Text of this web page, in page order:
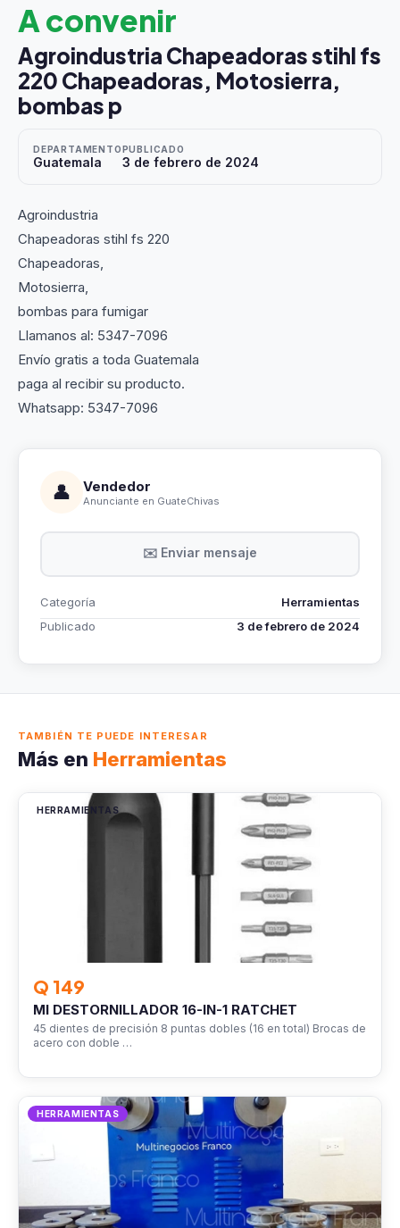
A convenir
Agroindustria Chapeadoras stihl fs
220 Chapeadoras, Motosierra,
bombas p
DEPARTAMENTO
Guatemala
PUBLICADO
3 de febrero de 2024
Agroindustria
Chapeadoras stihl fs 220
Chapeadoras,
Motosierra,
bombas para fumigar
Llamanos al: 5347-7096
Envío gratis a toda Guatemala
paga al recibir su producto.
Whatsapp: 5347-7096
👤 Vendedor
Anunciante en GuateChivas
✉️ Enviar mensaje
Categoría
Herramientas
Publicado
3 de febrero de 2024
TAMBIÉN TE PUEDE INTERESAR
Más en Herramientas
HERRAMIENTAS
Q 149
MI DESTORNILLADOR 16-IN-1 RATCHET
45 dientes de precisión 8 puntas dobles (16 en total) Brocas de
acero con doble …
HERRAMIENTAS